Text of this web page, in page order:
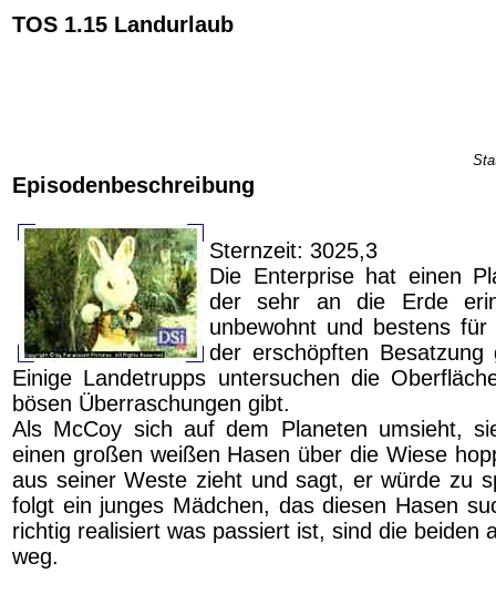
TOS 1.15 Landurlaub
Episodenbeschreibung
Sternzeit: 3025,3
Die Enterprise hat einen
der sehr an die Erde
unbewohnt und bestens für
der erschöpften Besatzung
Einige Landetrupps untersuchen die
bösen Überraschungen gibt.
Als McCoy sich auf dem Planeten umsieht,
einen großen weißen Hasen über die Wiese
aus seiner Weste zieht und sagt, er würde zu
folgt ein junges Mädchen, das diesen Hasen
richtig realisiert was passiert ist, sind die beiden
weg.